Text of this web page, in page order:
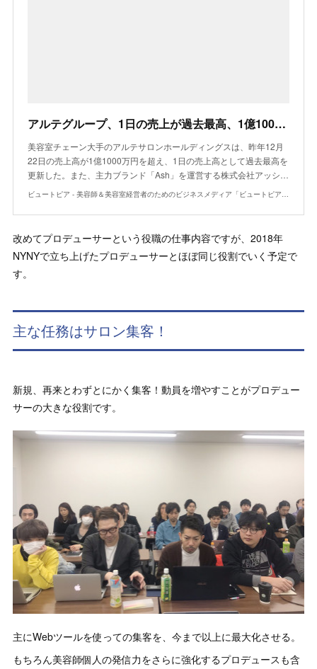
アルテグループ、1日の売上が過去最高、1億1000万円突破！ アッシュの年間売上高は初の100億円超え | ビュートピア
美容室チェーン大手のアルテサロンホールディングスは、昨年12月
22日の売上高が1億1000万円を超え、1日の売上高として過去最高を
更新した。また、主力ブランド「Ash」を運営する株式会社アッシ…
ビュートピア - 美容師＆美容室経営者のためのビジネスメディア「ビュートピア」（BeaUTOPIA ）
改めてプロデューサーという役職の仕事内容ですが、2018年
NYNYで立ち上げたプロデューサーとほぼ同じ役割でいく予定で
す。
主な任務はサロン集客！
新規、再来とわずとにかく集客！動員を増やすことがプロデュー
サーの大きな役割です。
主にWebツールを使っての集客を、今まで以上に最大化させる。
もちろん美容師個人の発信力をさらに強化するプロデュースも含